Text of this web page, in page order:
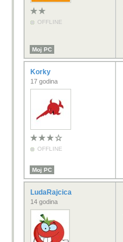
OFFLINE
Moj PC
Korky
17 godina
OFFLINE
Moj PC
LudaRajcica
14 godina